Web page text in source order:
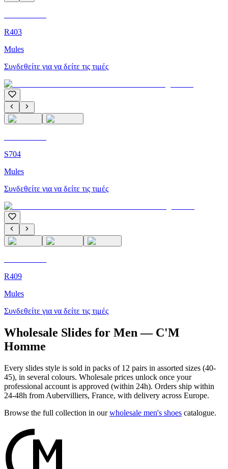
R403
Mules
Συνδεθείτε για να δείτε τις τιμές
S704
Mules
Συνδεθείτε για να δείτε τις τιμές
R409
Mules
Συνδεθείτε για να δείτε τις τιμές
Wholesale Slides for Men — C'M
Homme
Every slides style is sold in packs of 12 pairs in assorted sizes (40-
45), in several colours. Wholesale prices unlock once your
professional account is approved (within 24h). Orders ship within
24-48h from Aubervilliers, France, with delivery across Europe.
Browse the full collection in our wholesale men's shoes catalogue.